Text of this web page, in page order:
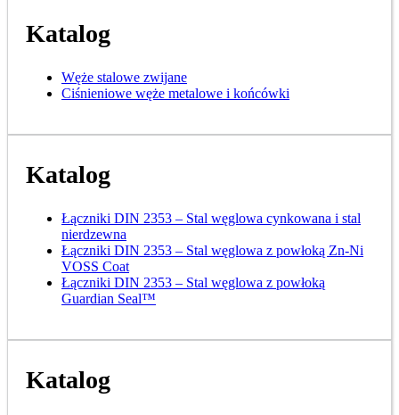
Katalog
Węże stalowe zwijane
Ciśnieniowe węże metalowe i końcówki
Katalog
Łączniki DIN 2353 – Stal węglowa cynkowana i stal
nierdzewna
Łączniki DIN 2353 – Stal węglowa z powłoką Zn-Ni
VOSS Coat
Łączniki DIN 2353 – Stal węglowa z powłoką
Guardian Seal™
Katalog